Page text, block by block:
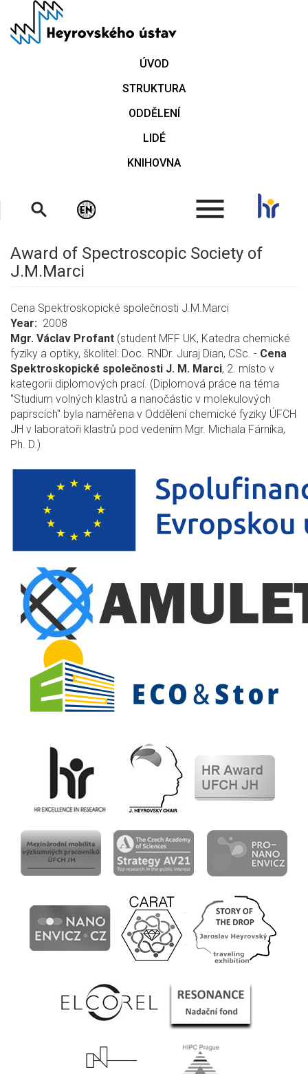
hlavnímu
ÚVOD
STRUKTURA
ODDĚLENÍ
LIDÉ
KNIHOVNA
.
Award of Spectroscopic Society of
J.M.Marci
Cena Spektroskopické společnosti J.M.Marci
Year
2008
Mgr. Václav Profant (student MFF UK, Katedra chemické
fyziky a optiky, školitel: Doc. RNDr. Juraj Dian, CSc. - Cena
Spektroskopické společnosti J. M. Marci, 2. místo v
kategorii diplomových prací. (Diplomová práce na téma
"Studium volných klastrů a nanočástic v molekulových
paprscích" byla naměřena v Oddělení chemické fyziky ÚFCH
JH v laboratoři klastrů pod vedením Mgr. Michala Fárníka,
Ph. D.)